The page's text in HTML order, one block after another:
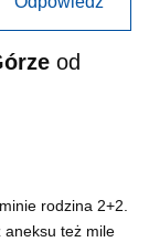
od
rodzina 2+2.
aneksu też mile